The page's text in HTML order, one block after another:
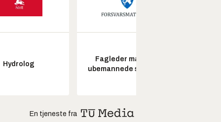
Hydrolog
Fagleder maritime
ubemannede systemer
En tjeneste fra